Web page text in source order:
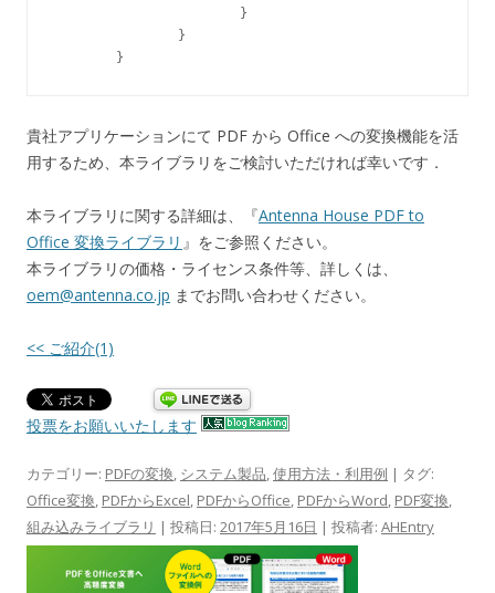
貴社アプリケーションにて PDF から Office への変換機能を活
用するため、本ライブラリをご検討いただければ幸いです．
本ライブラリに関する詳細は、『Antenna House PDF to
Office 変換ライブラリ 』をご参照ください。
本ライブラリの価格・ライセンス条件等、詳しくは、
oem@antenna.co.jp までお問い合わせください。
<< ご紹介(1)
投票をお願いいたします
カテゴリー: PDFの変換, システム製品,使用方法・利用例 | タグ:
Office変換, PDFからExcel, PDFからOffice, PDFからWord, PDF変換,
組み込みライブラリ | 投稿日: 2017年5月16日 | 投稿者: AHEntry